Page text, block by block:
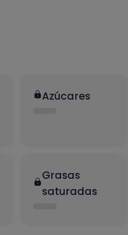
Azúcares
Grasas
saturadas